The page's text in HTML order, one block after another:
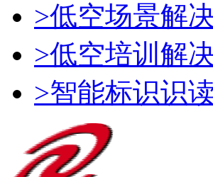
>低空场景解
>低空培训解
>智能标识识